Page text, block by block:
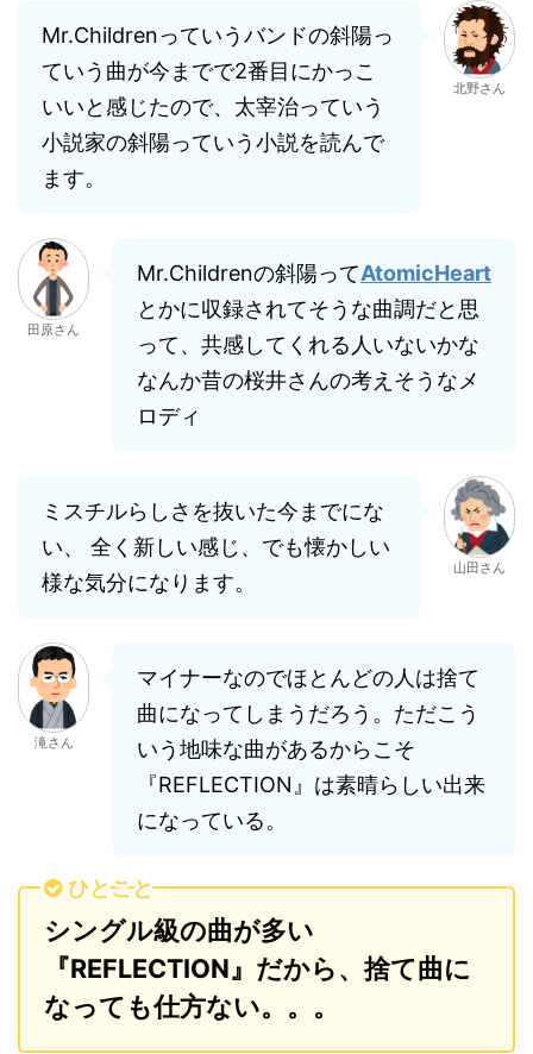
Mr.Childrenっていうバンドの斜陽っ
ていう曲が今までで2番目にかっこ
いいと感じたので、太宰治っていう
小説家の斜陽っていう小説を読んで
ます。
北野さん
田原さん
Mr.Childrenの斜陽ってAtomicHeart
とかに収録されてそうな曲調だと思
って、共感してくれる人いないかな
なんか昔の桜井さんの考えそうなメ
ロディ
ミスチルらしさを抜いた今までにな
い、 全く新しい感じ、でも懐かしい
様な気分になります。
山田さん
滝さん
マイナーなのでほとんどの人は捨て
曲になってしまうだろう。ただこう
いう地味な曲があるからこそ
『REFLECTION』は素晴らしい出来
になっている。
ひとこと
シングル級の曲が多い
『REFLECTION』だから、捨て曲に
なっても仕方ない。。。